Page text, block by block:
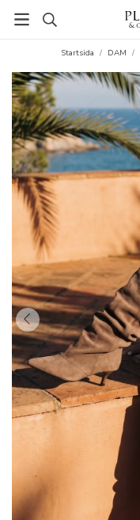
Startsida / DAM /